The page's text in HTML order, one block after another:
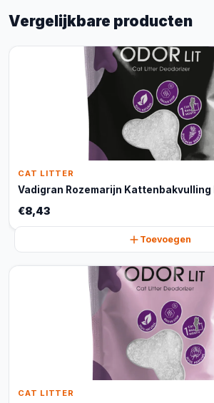
Vergelijkbare producten
CAT LITTER
Vadigran Rozemarijn
€8,43
Toevoegen
CAT LITTER